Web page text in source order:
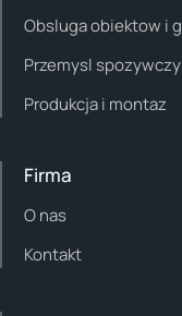
Obsluga obiektow i
Przemysl spozywczy
Produkcja i montaz
Firma
O nas
Kontakt